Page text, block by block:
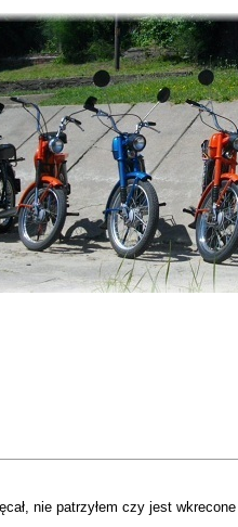
nie patrzyłem czy jest